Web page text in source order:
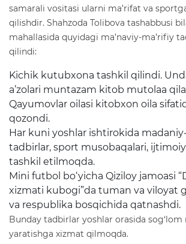
samarali vositasi ularni ma’rifat va
qilishdir. Shahzoda Tolibova tashabbusi
mahallasida quyidagi ma’naviy-ma’rifiy
qilindi:
Kichik kutubxona tashkil qilindi.
a’zolari muntazam kitob mutolaa
Qayumovlar oilasi kitobxon oila
qozondi.
Har kuni yoshlar ishtirokida
tadbirlar, sport musobaqalari,
tashkil etilmoqda.
Mini futbol bo‘yicha Qiziloy jamoasi
xizmati kubogi”da tuman va viloyat
va respublika bosqichida qatnashdi.
Bunday tadbirlar yoshlar orasida
yaratishga xizmat qilmoqda.